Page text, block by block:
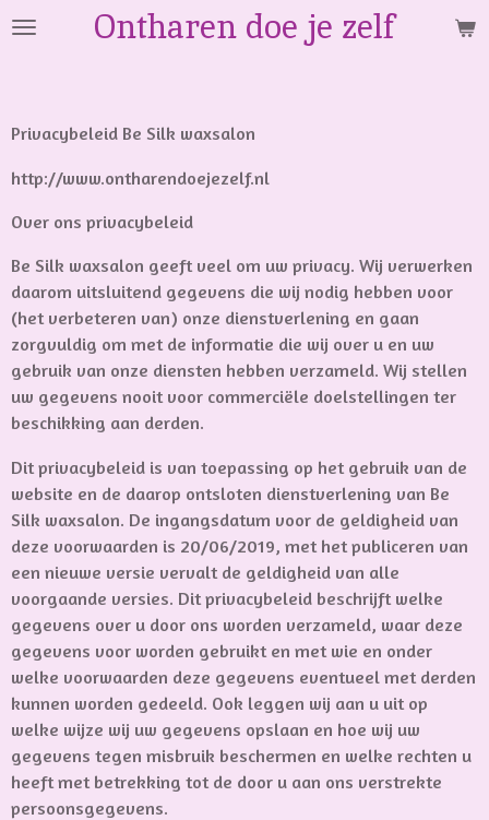
Ga
hoofdinhoud
Ontharen doe je zelf
Privacybeleid Be Silk waxsalon
http://www.ontharendoejezelf.nl
Over ons privacybeleid
Be Silk waxsalon geeft veel om uw privacy. Wij verwerken
daarom uitsluitend gegevens die wij nodig hebben voor
(het verbeteren van) onze dienstverlening en gaan
zorgvuldig om met de informatie die wij over u en uw
gebruik van onze diensten hebben verzameld. Wij stellen
uw gegevens nooit voor commerciële doelstellingen ter
beschikking aan derden.
Dit privacybeleid is van toepassing op het gebruik van de
website en de daarop ontsloten dienstverlening van Be
Silk waxsalon. De ingangsdatum voor de geldigheid van
deze voorwaarden is 20/06/2019, met het publiceren van
een nieuwe versie vervalt de geldigheid van alle
voorgaande versies. Dit privacybeleid beschrijft welke
gegevens over u door ons worden verzameld, waar deze
gegevens voor worden gebruikt en met wie en onder
welke voorwaarden deze gegevens eventueel met derden
kunnen worden gedeeld. Ook leggen wij aan u uit op
welke wijze wij uw gegevens opslaan en hoe wij uw
gegevens tegen misbruik beschermen en welke rechten u
heeft met betrekking tot de door u aan ons verstrekte
persoonsgegevens.